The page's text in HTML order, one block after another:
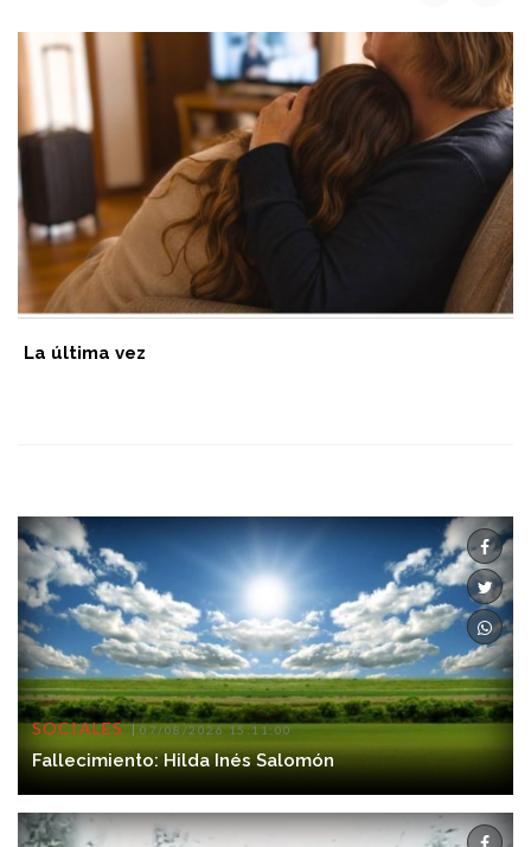
Informe Policìa Comunal Benito Juàrez
SOCIALES 07/08/2026 15:11:00
Fallecimiento: Hilda Inés Salomón